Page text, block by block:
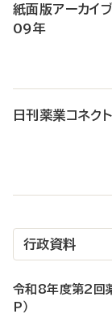
紙面版アーカ
09年
日刊薬業コネ
行政資料
令和8年度第2回
P）